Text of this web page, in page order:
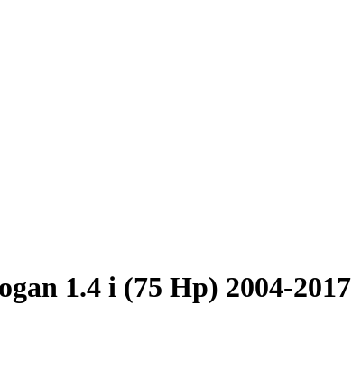
1.4 i (75 Hp) 2004-2017